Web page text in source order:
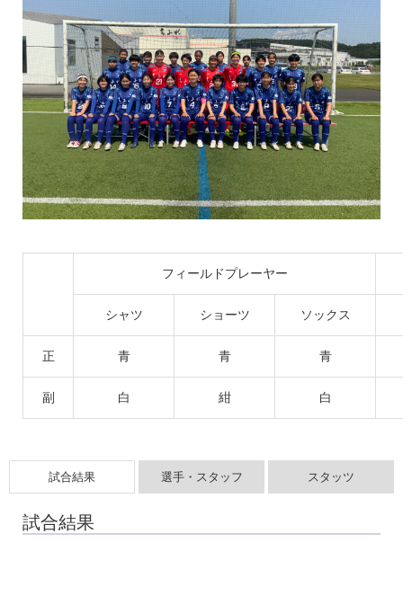
フィールドプレーヤー
シャツ ショーツ ソックス
正 青 青 青
副 白 紺 白
試合結果 選手・スタッフ スタッツ
試合結果